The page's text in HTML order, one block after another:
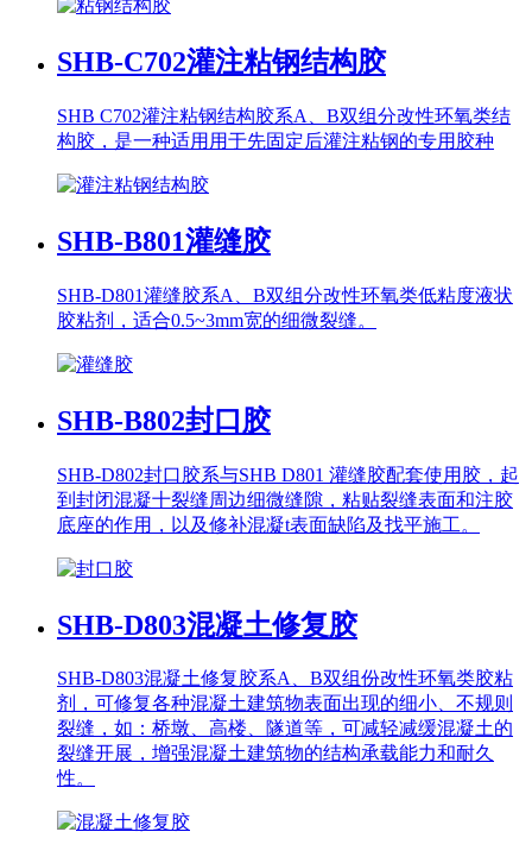
SHB-C702灌注粘钢结构胶
SHB C702灌注粘钢结构胶系A、B双组分改性环氧类结
构胶，是一种适用用于先固定后灌注粘钢的专用胶种
SHB-B801灌缝胶
SHB-D801灌缝胶系A、B双组分改性环氧类低粘度液状
胶粘剂，适合0.5~3mm宽的细微裂缝。
SHB-B802封口胶
SHB-D802封口胶系与SHB D801 灌缝胶配套使用胶，起
到封闭混凝十裂缝周边细微缝隙，粘贴裂缝表面和注胶
底座的作用，以及修补混凝t表面缺陷及找平施工。
SHB-D803混凝土修复胶
SHB-D803混凝土修复胶系A、B双组份改性环氧类胶粘
剂，可修复各种混凝土建筑物表面出现的细小、不规则
裂缝，如：桥墩、高楼、隧道等，可减轻减缓混凝土的
裂缝开展，增强混凝土建筑物的结构承载能力和耐久
性。